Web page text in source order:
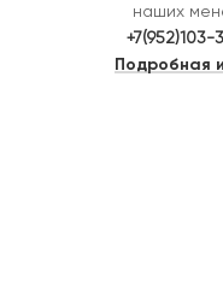
наших
Подробная